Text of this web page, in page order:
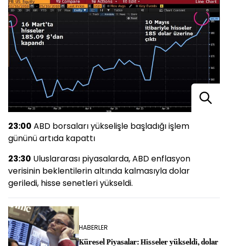
23:00 ABD borsaları yükselişle başladığı işlem
gününü artıda kapattı
23:30 Uluslararası piyasalarda, ABD enflasyon
verisinin beklentilerin altında kalmasıyla dolar
geriledi, hisse senetleri yükseldi.
HABERLER
Küresel Piyasalar: Hisseler yükseldi, dolar